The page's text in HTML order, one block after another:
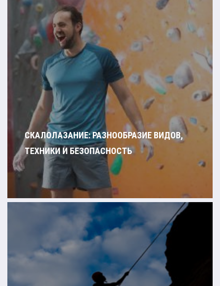
СКАЛОЛАЗАНИЕ: РАЗНООБРАЗИЕ ВИДОВ,
ТЕХНИКИ И БЕЗОПАСНОСТЬ